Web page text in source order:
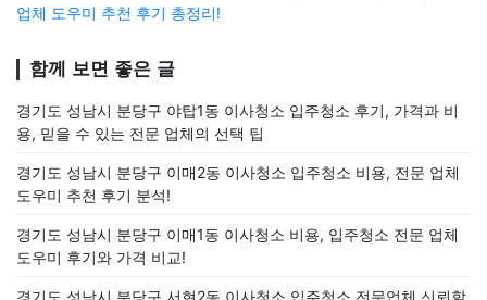
업체 도우미 추천 후기 총정리!
함께 보면 좋은 글
경기도 성남시 분당구 야탑1동 이사청소 입주청소 후기, 가격과 비
용, 믿을 수 있는 전문 업체의 선택 팁
경기도 성남시 분당구 이매2동 이사청소 입주청소 비용, 전문 업체
도우미 추천 후기 분석!
경기도 성남시 분당구 이매1동 이사청소 비용, 입주청소 전문 업체
도우미 후기와 가격 비교!
경기도 성남시 분당구 서현2동 이사청소 입주청소 전문업체 신뢰할